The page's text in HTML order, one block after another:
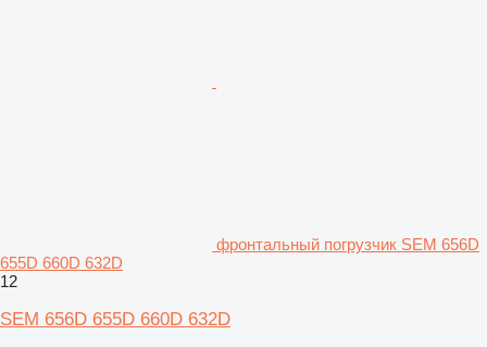
фронтальный погрузчик SEM 656D
655D 660D 632D
12
SEM 656D 655D 660D 632D